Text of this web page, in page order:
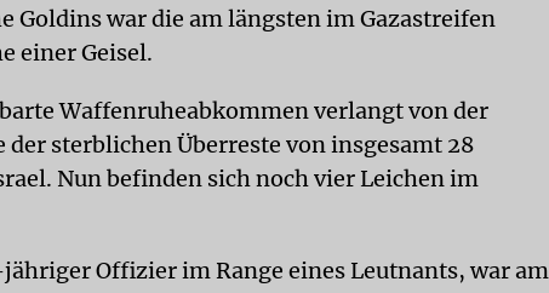
Goldins war die am längsten im Gazastreifen
einer Geisel.
Waffenruheabkommen verlangt von der
der sterblichen Überreste von insgesamt 28
Nun befinden sich noch vier Leichen im
Offizier im Range eines Leutnants, war am